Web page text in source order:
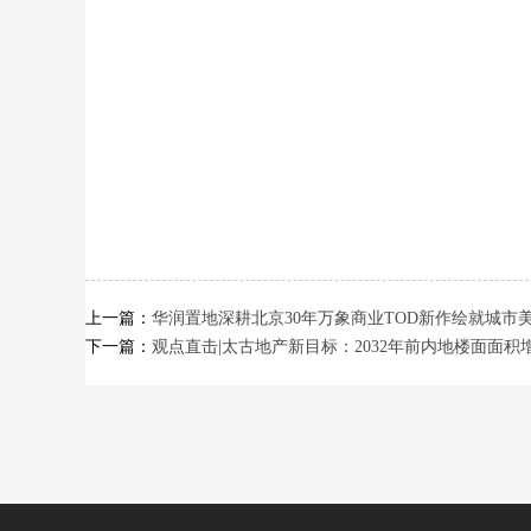
上一篇： 华润置地深耕北京30年万象商业TOD新作绘就城市
下一篇： 观点直击|太古地产新目标：2032年前内地楼面面积